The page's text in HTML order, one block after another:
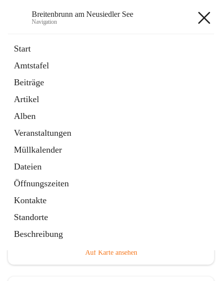
Breitenbrunn am Neusiedler See
Navigation
Start
Amtstafel
Beiträge
Artikel
Alben
Veranstaltungen
Müllkalender
Dateien
Öffnungszeiten
Kontakte
Standorte
Beschreibung
18 Schnellzugriffe
Gemeindeservice
Auf Karte ansehen